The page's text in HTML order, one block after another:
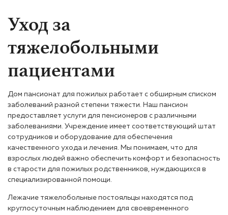
Уход за
тяжелобольными
пациентами
Дом пансионат для пожилых работает с обширным списком
заболеваний разной степени тяжести. Наш пансион
предоставляет услуги для пенсионеров с различными
заболеваниями. Учреждение имеет соответствующий штат
сотрудников и оборудование для обеспечения
качественного ухода и лечения. Мы понимаем, что для
взрослых людей важно обеспечить комфорт и безопасность
в старости для пожилых родственников, нуждающихся в
специализированной помощи.
Лежачие тяжелобольные постояльцы находятся под
круглосуточным наблюдением для своевременного